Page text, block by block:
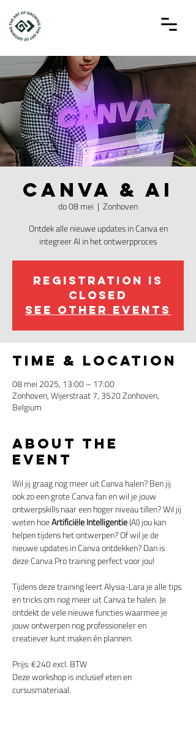
Canva & AI
do 08 mei
  |
Zonhoven
Ontdek alle nieuwe updates in Canva en
integreer AI in het ontwerpproces
Registration is
closed
See other events
Time & Location
08 mei 2025, 13:00 – 17:00
Zonhoven, Wijerstraat 7, 3520 Zonhoven,
Belgium
About the
event
Wil jij graag nog meer uit Canva halen? Ben jij
ook zo een grote Canva fan en wil je jouw
ontwerpskills naar een hoger niveau tillen? Wil jij
weten hoe Artificiële Intelligentie (AI) jou kan
helpen tijdens het ontwerpen? Of wil je de
nieuwe updates in Canva ontdekken? Dan is
deze Canva Pro training perfect voor jou!
Tijdens deze training leert Alysia-Lara je alle tips
en tricks om nog meer uit Canva te halen. Je
ontdekt de vele nieuwe functies waarmee je
jouw ontwerpen nog professioneler en
creatiever kunt maken én plannen.
Prijs: €240 excl. BTW
Deze workshop is inclusief eten en
cursusmateriaal.